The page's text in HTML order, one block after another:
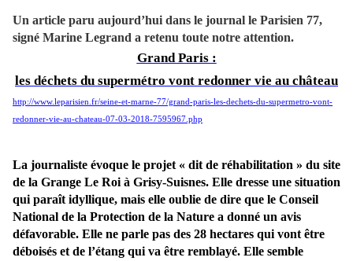
Un article paru aujourd’hui dans le journal le Parisien 77,
signé Marine Legrand a retenu toute notre attention.
Grand Paris :
les déchets du supermétro vont redonner vie au château
http://www.leparisien.fr/seine-et-marne-77/grand-paris-les-dechets-du-supermetro-vont-
redonner-vie-au-chateau-07-03-2018-7595967.php
La journaliste évoque le projet « dit de réhabilitation » du site
de la Grange Le Roi à Grisy-Suisnes. Elle dresse une situation
qui paraît idyllique, mais elle oublie de dire que le Conseil
National de la Protection de la Nature a donné un avis
défavorable. Elle ne parle pas des 28 hectares qui vont être
déboisés et de l’étang qui va être remblayé. Elle semble